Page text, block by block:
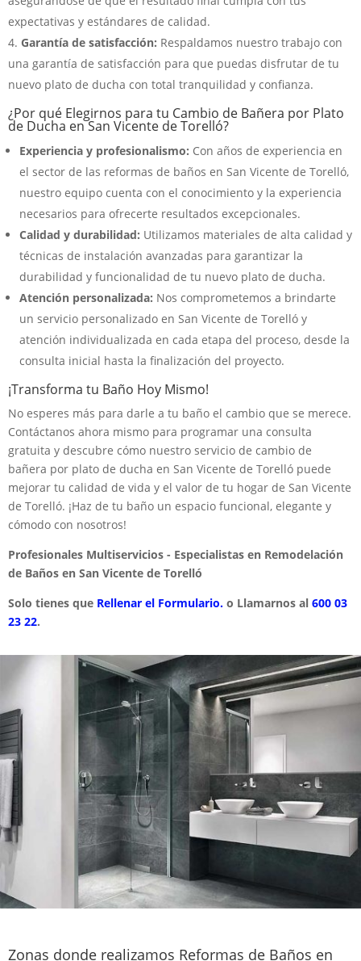
expectativas y estándares de calidad.
Garantía de satisfacción: Respaldamos nuestro trabajo con
una garantía de satisfacción para que puedas disfrutar de tu
nuevo plato de ducha con total tranquilidad y confianza.
¿Por qué Elegirnos para tu Cambio de Bañera por Plato
de Ducha en San Vicente de Torelló?
Experiencia y profesionalismo: Con años de experiencia en
el sector de las reformas de baños en San Vicente de Torelló,
nuestro equipo cuenta con el conocimiento y la experiencia
necesarios para ofrecerte resultados excepcionales.
Calidad y durabilidad: Utilizamos materiales de alta calidad y
técnicas de instalación avanzadas para garantizar la
durabilidad y funcionalidad de tu nuevo plato de ducha.
Atención personalizada: Nos comprometemos a brindarte
un servicio personalizado en San Vicente de Torelló y
atención individualizada en cada etapa del proceso, desde la
consulta inicial hasta la finalización del proyecto.
¡Transforma tu Baño Hoy Mismo!
No esperes más para darle a tu baño el cambio que se merece.
Contáctanos ahora mismo para programar una consulta
gratuita y descubre cómo nuestro servicio de cambio de
bañera por plato de ducha en San Vicente de Torelló puede
mejorar tu calidad de vida y el valor de tu hogar de San Vicente
de Torelló. ¡Haz de tu baño un espacio funcional, elegante y
cómodo con nosotros!
Profesionales Multiservicios - Especialistas en Remodelación
de Baños en San Vicente de Torelló
Solo tienes que Rellenar el Formulario. o Llamarnos al 600 03
23 22.
Zonas donde realizamos Reformas de Baños en